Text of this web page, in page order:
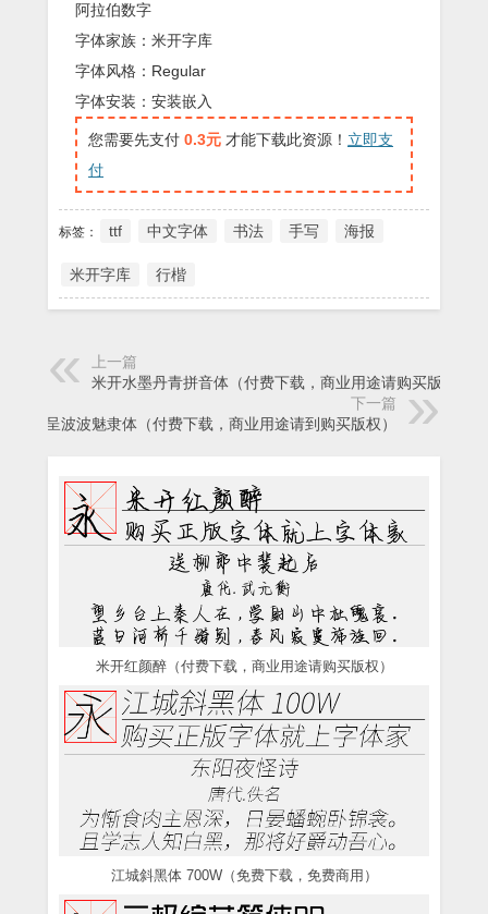
阿拉伯数字
字体家族：米开字库
字体风格：Regular
字体安装：安装嵌入
您需要先支付 0.3元 才能下载此资源！ 立即支
付
标签： ttf 中文字体 书法 手写 海报
米开字库 行楷
上一篇
米开水墨丹青拼音体（付费下载，商业用途请购买版权）
下一篇
汉呈波波魅隶体（付费下载，商业用途请到购买版权）
米开红颜醉（付费下载，商业用途请购买版权）
江城斜黑体 700W（免费下载，免费商用）